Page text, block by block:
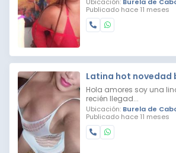
Publicado hace 11 meses
Latina hot novedad
Hola amores soy una
recién llegad...
Ubicación: Burela de
Publicado hace 11 meses